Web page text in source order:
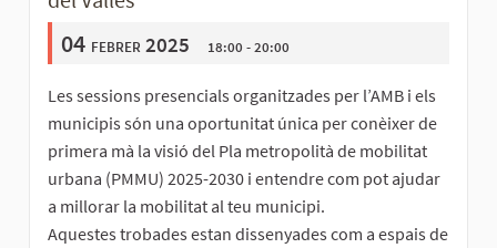
04 febrer 2025 18:00 - 20:00
Les sessions presencials organitzades per l’AMB i els
municipis són una oportunitat única per conèixer de
primera mà la visió del Pla metropolità de mobilitat
urbana (PMMU) 2025-2030 i entendre com pot ajudar
a millorar la mobilitat al teu municipi.
Aquestes trobades estan dissenyades com a espais de